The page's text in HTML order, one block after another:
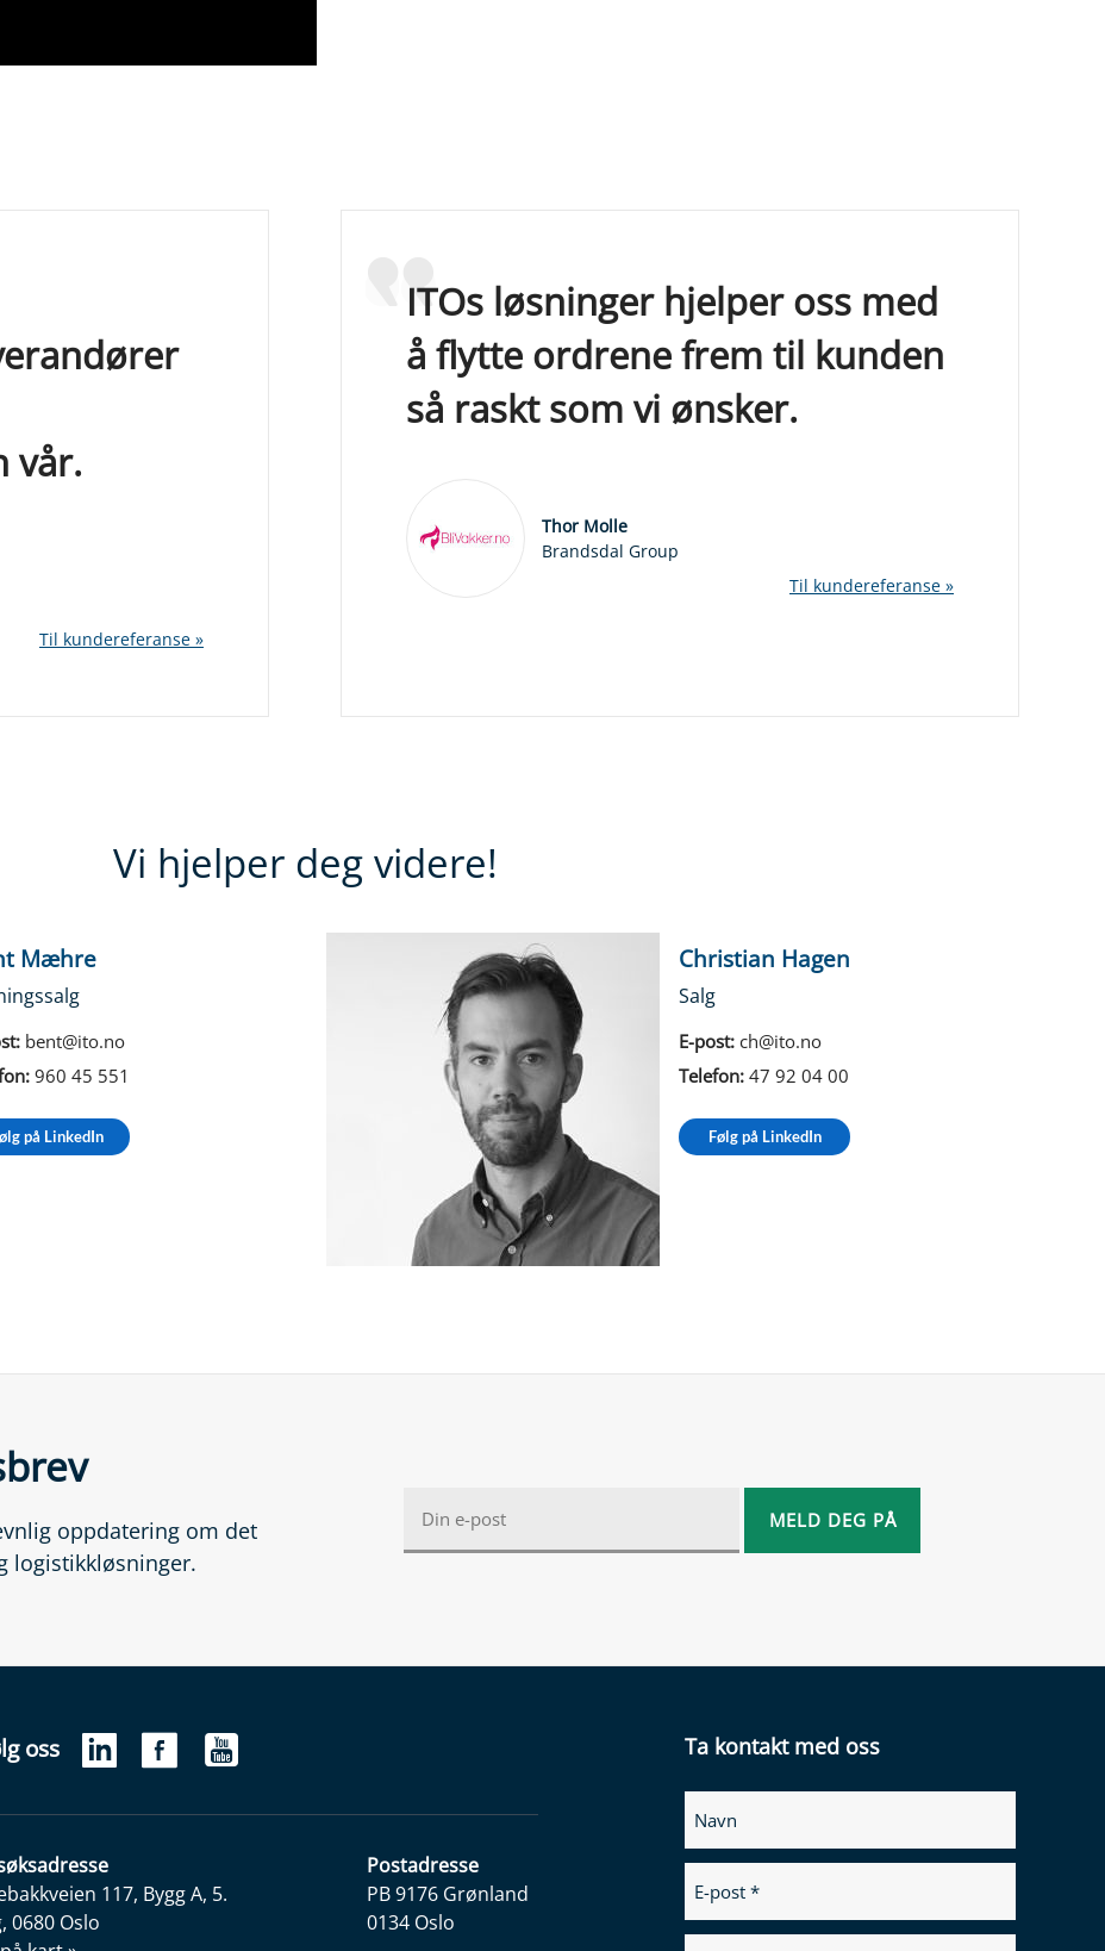
vår.
Til kundereferanse »
ITOs løsninger hjelper oss med
å flytte ordrene frem til kunden
så raskt som vi ønsker.
Thor Molle
Brandsdal Group
Til kundereferanse »
Vi hjelper deg videre!
Mæhre
bent@ito.no
960 45 551
på LinkedIn
Christian Hagen
Salg
E-post: ch@ito.no
Telefon: 47 92 04 00
Følg på LinkedIn
oppdatering om det
logistikkløsninger.
oss
117, Bygg A, 5.
0680 Oslo
Postadresse
PB 9176 Grønland
0134 Oslo
Ta kontakt med oss